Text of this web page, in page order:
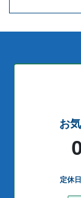
お
定休日